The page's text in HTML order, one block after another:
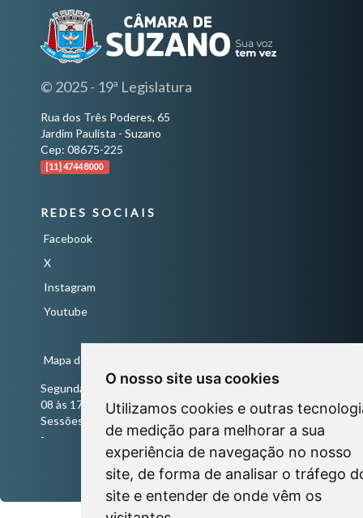
O nosso site usa cookies
Utilizamos cookies e outras
de medição para melhorar a sua
experiência de navegação no nosso
site, de forma de analisar o tráfego
site e entender de onde vêm os
© 2025 - 19ª Legislatura
Rua dos Três Poderes, 65
Jardim Paulista - Suzano
Cep: 08675-225
[11] 4744 8000
REDES SOCIAIS
Facebook
X
Instagram
Youtube
Mapa do Site
Segunda a Sexta-Feira
08 às 17 horas
Sessões Ordinárias todas às quartas-feiras às 18 horas
-